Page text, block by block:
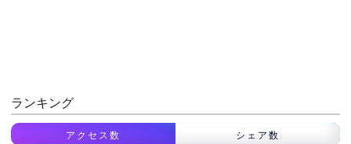
ランキング
アクセス数 シェア数